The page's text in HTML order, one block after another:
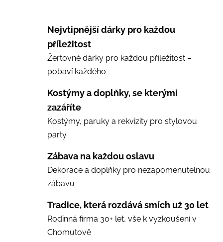
Nejvtipnější dárky pro každou
příležitost
Žertovné dárky pro každou příležitost –
pobaví každého
Kostýmy a doplňky, se kterými
zazáříte
Kostýmy, paruky a rekvizity pro stylovou
party
Zábava na každou oslavu
Dekorace a doplňky pro nezapomenutelnou
zábavu
Tradice, která rozdává smích už 30 let
Rodinná firma 30+ let, vše k vyzkoušení v
Chomutově